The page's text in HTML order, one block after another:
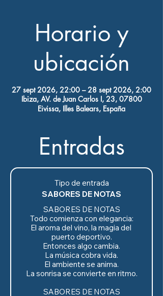
Horario y
ubicación
27 sept 2026, 22:00 – 28 sept 2026, 2:00
Ibiza, AV. de Juan Carlos I, 23, 07800
Eivissa, Illes Balears, España
Entradas
Tipo de entrada
SABORES DE NOTAS
SABORES DE NOTAS
Todo comienza con elegancia:
El aroma del vino, la magia del
puerto deportivo.
Entonces algo cambia.
La música cobra vida.
El ambiente se anima.
La sonrisa se convierte en ritmo.
SABORES DE NOTAS